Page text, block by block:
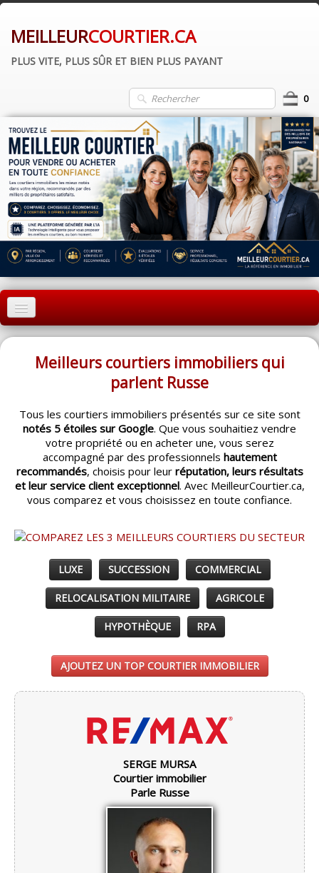
MEILLEURCOURTIER.CA
PLUS VITE, PLUS SÛR ET BIEN PLUS PAYANT
0
ACCUEIL
MONTRÉAL
LAVAL
RÉGIONS▼
CATÉGORIES▼
ACHETEUR / VENDEUR
ESPACE COURTIER▼
Meilleurs courtiers immobiliers qui
parlent Russe
Tous les courtiers immobiliers présentés sur ce site sont
notés 5 étoiles sur Google. Que vous souhaitiez vendre
votre propriété ou en acheter une, vous serez
accompagné par des professionnels hautement
recommandés, choisis pour leur réputation, leurs résultats
et leur service client exceptionnel. Avec MeilleurCourtier.ca,
vous comparez et vous choisissez en toute confiance.
LUXE SUCCESSION COMMERCIAL
RELOCALISATION MILITAIRE AGRICOLE
HYPOTHÈQUE RPA
AJOUTEZ UN TOP COURTIER IMMOBILIER
SERGE MURSA
Courtier immobilier
Parle Russe